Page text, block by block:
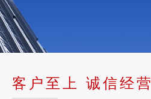
客户至上 诚信经营